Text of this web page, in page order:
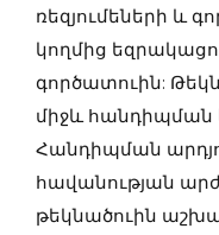
ռեզյումեների և
կողմից
գործատուին:
միջև հանդիպման
Հանդիպման
հավանության
թեկնածուին